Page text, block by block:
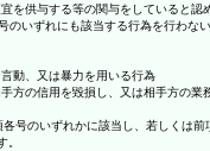
を供与する等の関与をしていると認
いずれにも該当する行為を行わない
動、又は暴力を用いる行為
方の信用を毀損し、又は相手方の業
号のいずれかに該当し、若しくは
。